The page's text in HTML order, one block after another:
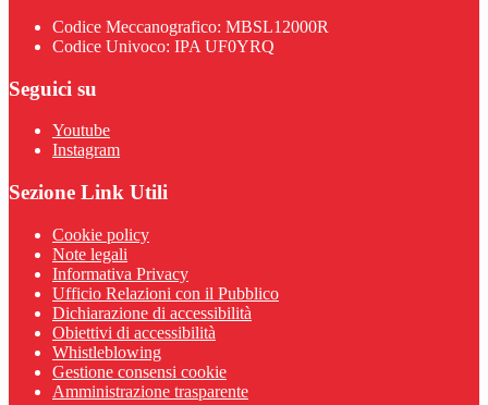
Codice Meccanografico: MBSL12000R
Codice Univoco: IPA UF0YRQ
Seguici su
Youtube
Instagram
Sezione Link Utili
Cookie policy
Note legali
Informativa Privacy
Ufficio Relazioni con il Pubblico
Dichiarazione di accessibilità
Obiettivi di accessibilità
Whistleblowing
Gestione consensi cookie
Amministrazione trasparente